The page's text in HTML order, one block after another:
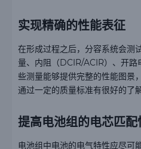
实现精确的性能表征
在形成过程之后，分容系统会测
量、内阻（DCIR/ACIR）、开
些测量能够提供完整的性能图景
通过一定的质量标准有很好的了
提高电池组的电芯匹配
电池组中电池的电气特性应尽可